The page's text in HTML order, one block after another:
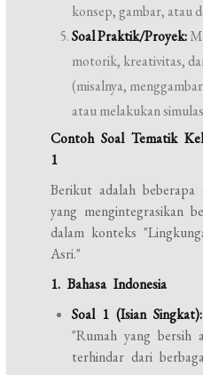
konsep, gambar, atau
Soal Praktik/Proyek:
motorik, kreativitas,
(misalnya,
atau melakukan
Contoh Soal Tematik
1
Berikut adalah
yang mengintegrasikan
dalam konteks
Asri."
1. Bahasa Indonesia
Soal 1 (Isian Singkat):
"Rumah yang bersih
terhindar dari